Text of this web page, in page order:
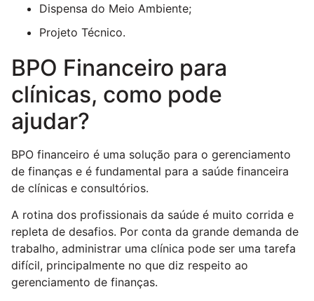
Dispensa do Meio Ambiente;
Projeto Técnico.
BPO Financeiro para
clínicas, como pode
ajudar?
BPO financeiro é uma solução para o gerenciamento
de finanças e é fundamental para a saúde financeira
de clínicas e consultórios.
A rotina dos profissionais da saúde é muito corrida e
repleta de desafios. Por conta da grande demanda de
trabalho, administrar uma clínica pode ser uma tarefa
difícil, principalmente no que diz respeito ao
gerenciamento de finanças.